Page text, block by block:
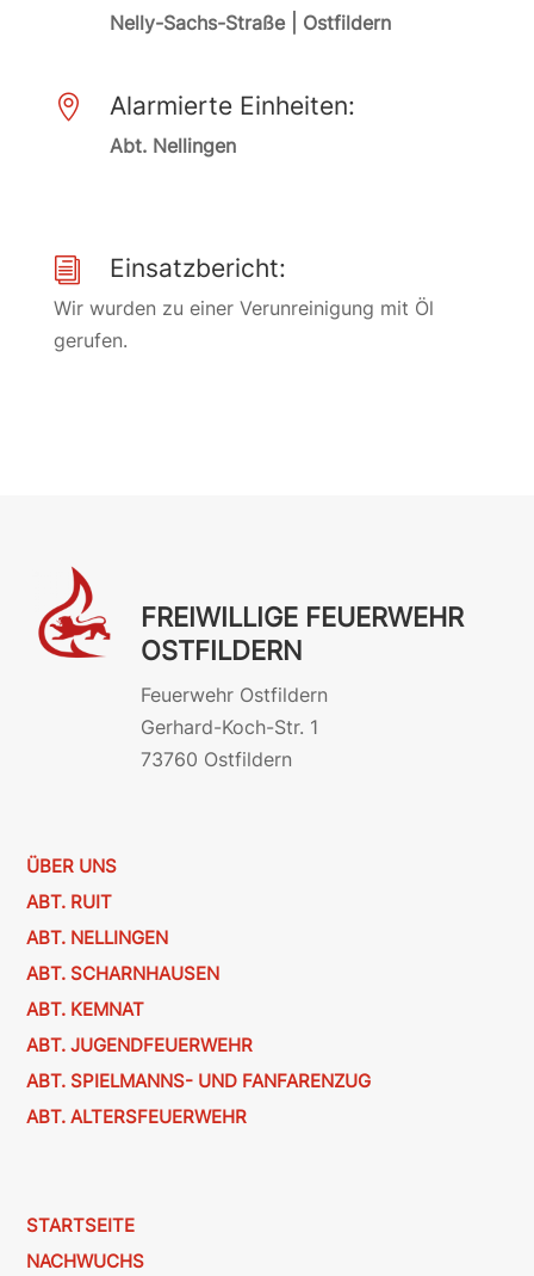
Nelly-Sachs-Straße | Ostfildern
 Alarmierte Einheiten:
Abt. Nellingen
i Einsatzbericht:
Wir wurden zu einer Verunreinigung mit Öl
gerufen.
FREIWILLIGE FEUERWEHR
OSTFILDERN
Feuerwehr Ostfildern
Gerhard-Koch-Str. 1
73760 Ostfildern
ÜBER UNS
ABT. RUIT
ABT. NELLINGEN
ABT. SCHARNHAUSEN
ABT. KEMNAT
ABT. JUGENDFEUERWEHR
ABT. SPIELMANNS- UND FANFARENZUG
ABT. ALTERSFEUERWEHR
STARTSEITE
NACHWUCHS